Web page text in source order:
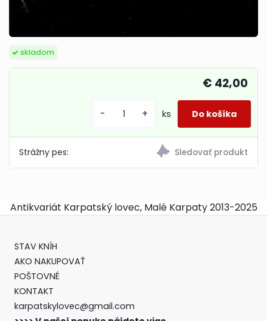
skladom
€ 42,00
Strážny pes:
- + ks
Antikvariát Karpatský lovec, Malé Karpaty 2013-2025
STAV KNÍH
AKO NAKUPOVAŤ
POŠTOVNÉ
KONTAKT
karpatskylovec@gmail.com